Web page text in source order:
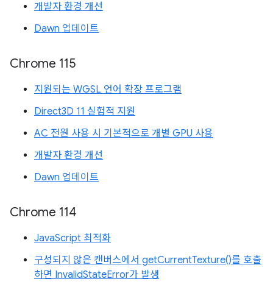
개발자 환경 개선
Dawn 업데이트
Chrome 115
지원되는 WGSL 언어 확장 프로그램
Direct3D 11 실험적 지원
AC 전원 사용 시 기본적으로 개별 GPU 사용
개발자 환경 개선
Dawn 업데이트
Chrome 114
JavaScript 최적화
구성되지 않은 캔버스에서 getCurrentTexture()를 호출
하면 InvalidStateError가 발생